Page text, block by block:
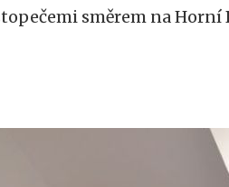
směrem na Horní